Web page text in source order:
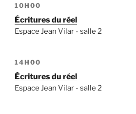
10H00
Écritures du réel
Espace Jean Vilar - salle 2
14H00
Écritures du réel
Espace Jean Vilar - salle 2